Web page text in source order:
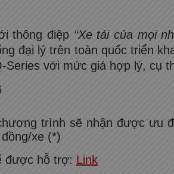
thông điệp “Xe tải của mọi
đại lý trên toàn quốc triển
với mức giá hợp lý, cụ
trình sẽ nhận được ưu
xe (*)
được hỗ trợ: Link